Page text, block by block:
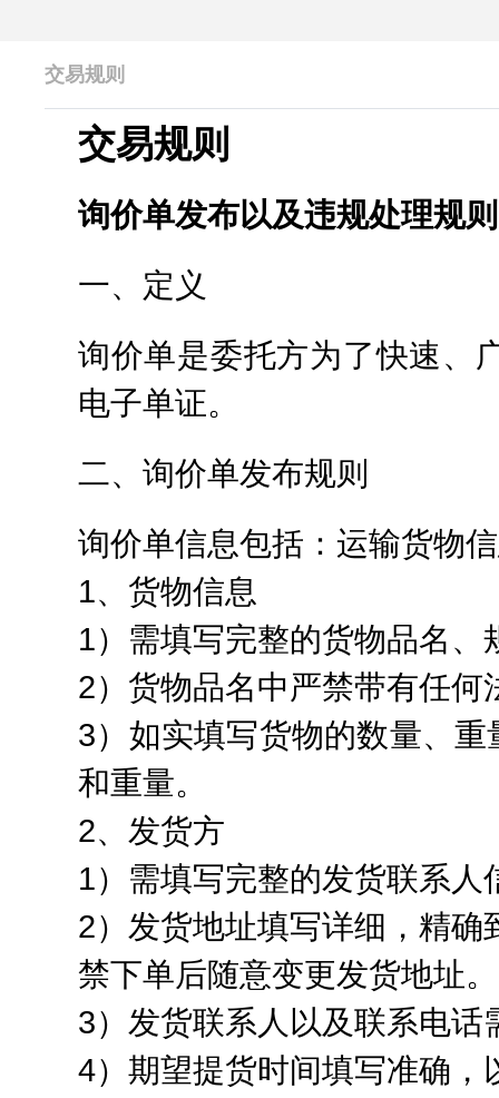
交易规则
交易规则
询价单发布以及违规处理规则
一、定义
询价单是委托方为了快速、
电子单证。
二、询价单发布规则
询价单信息包括：运输货物
1、货物信息
1）需填写完整的货物品名、
2）货物品名中严禁带有任
3）如实填写货物的数量、
和重量。
2、发货方
1）需填写完整的发货联系
2）发货地址填写详细，精
禁下单后随意变更发货地址。
3）发货联系人以及联系电
4）期望提货时间填写准确